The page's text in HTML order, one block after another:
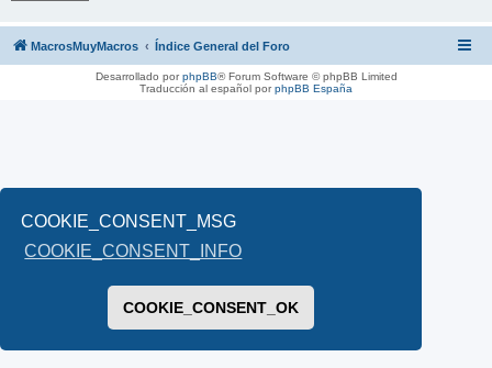
COOKIE_CONSENT_MSG
COOKIE_CONSENT_INFO
COOKIE_CONSENT_OK
MacrosMuyMacros Índice General del Foro
Desarrollado porphpBB® Forum Software © phpBB Limited
Traducción al español porphpBB España